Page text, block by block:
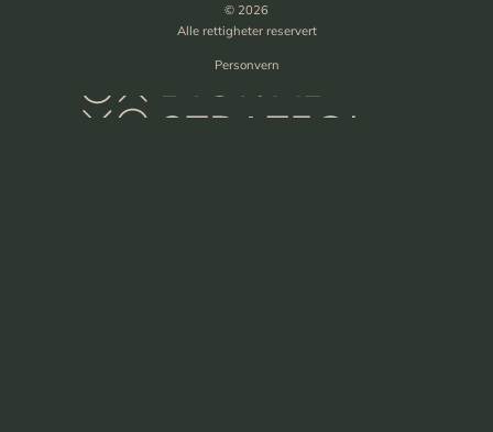
© 2026
Alle rettigheter reservert
Personvern